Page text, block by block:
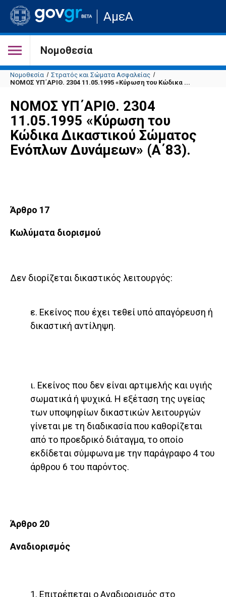
Μετάβαση
στην
σελίδα
του
ΑμεΑ
Νομοθεσία
Νομοθεσία
Στρατός και Σώματα Ασφαλείας
ΝΟΜΟΣ ΥΠ΄ΑΡΙΘ. 2304 11.05.1995 «Κύρωση του Κώδικα ...
ΝΟΜΟΣ ΥΠ΄ΑΡΙΘ. 2304
11.05.1995 «Κύρωση του
Κώδικα Δικαστικού Σώματος
Ενόπλων Δυνάμεων» (Α΄83).
Άρθρο 17
Κωλύματα διορισμού
Δεν διορίζεται δικαστικός λειτουργός:
ε. Εκείνος που έχει τεθεί υπό απαγόρευση ή
δικαστική αντίληψη.
ι. Εκείνος που δεν είναι αρτιμελής και υγιής
σωματικά ή ψυχικά. Η εξέταση της υγείας
των υποψηφίων δικαστικών λειτουργών
γίνεται με τη διαδικασία που καθορίζεται
από το προεδρικό διάταγμα, το οποίο
εκδίδεται σύμφωνα με την παράγραφο 4 του
άρθρου 6 του παρόντος.
Άρθρο 20
Αναδιορισμός
1. Επιτρέπεται ο Αναδιορισμός στο